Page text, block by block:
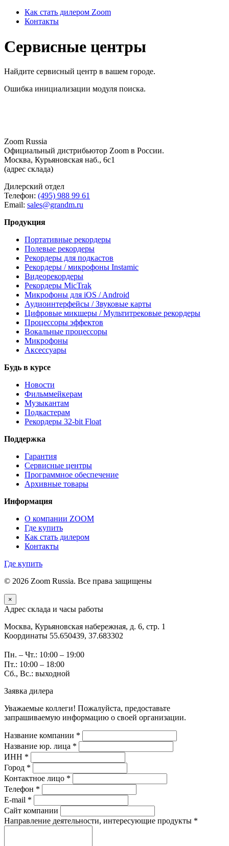
Как стать дилером Zoom
Контакты
Сервисные центры
Найдите сервисный центр в вашем городе.
Ошибка инициализации модуля поиска.
Zoom Russia
Официальный дистрибьютор Zoom в России.
Москва, Курьяновская наб., 6с1
(адрес склада)
Дилерский отдел
Телефон: (495) 988 99 61
Email: sales@grandm.ru
Продукция
Портативные рекордеры
Полевые рекордеры
Рекордеры для подкастов
Рекордеры / микрофоны Instamic
Видеорекордеры
Рекордеры MicTrak
Микрофоны для iOS / Android
Аудиоинтерфейсы / Звуковые карты
Цифровые микшеры / Мультитрековые рекордеры
Процессоры эффектов
Вокальные процессоры
Микрофоны
Аксессуары
Будь в курсе
Новости
Фильммейкерам
Музыкантам
Подкастерам
Рекордеры 32‑bit Float
Поддержка
Гарантия
Сервисные центры
Программное обеспечение
Архивные товары
Информация
О компании ZOOM
Где купить
Как стать дилером
Контакты
Где купить
© 2026 Zoom Russia. Все права защищены
×
Адрес склада и часы работы
Москва, Курьяновская набережная, д. 6, стр. 1
Координаты 55.650439, 37.683302
Пн. – Чт.: 10:00 – 19:00
Пт.: 10:00 – 18:00
Сб., Вс.: выходной
Заявка дилера
Уважаемые коллеги! Пожалуйста, предоставьте
запрашиваемую информацию о своей организации.
Название компании *
Название юр. лица *
ИНН *
Город *
Контактное лицо *
Телефон *
E-mail *
Сайт компании
Направление деятельности, интересующие продукты *